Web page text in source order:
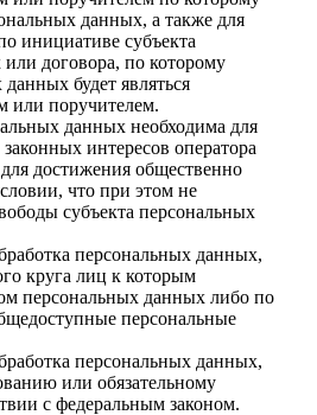
данных, а также для
инициативе субъекта
договора, по которому
будет являться
или поручителем.
данных необходима для
интересов оператора
достижения общественно
что при этом не
субъекта персональных
персональных данных,
круга лиц к которым
персональных данных либо по
персональные
персональных данных,
или обязательному
с федеральным законом.